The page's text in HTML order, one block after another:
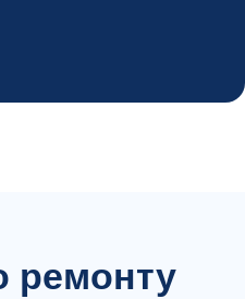
ремонту